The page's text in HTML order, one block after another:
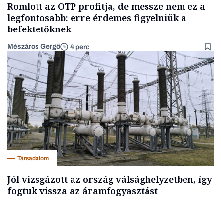
Romlott az OTP profitja, de messze nem ez a
legfontosabb: erre érdemes figyelniük a
befektetőknek
Mészáros Gergő 4 perc
Társadalom
Jól vizsgázott az ország válsághelyzetben, így
fogtuk vissza az áramfogyasztást